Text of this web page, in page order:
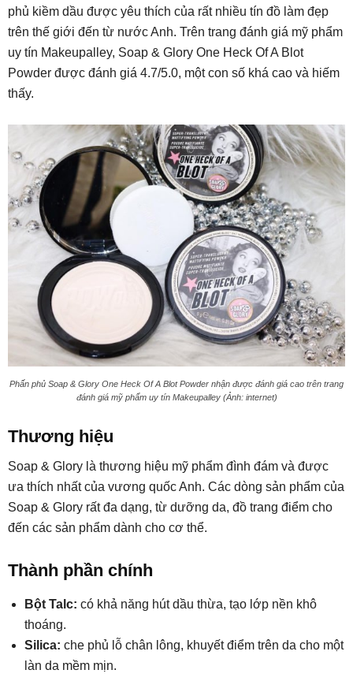
phủ kiềm dầu được yêu thích của rất nhiều tín đồ làm đẹp
trên thế giới đến từ nước Anh. Trên trang đánh giá mỹ phẩm
uy tín Makeupalley, Soap & Glory One Heck Of A Blot
Powder được đánh giá 4.7/5.0, một con số khá cao và hiếm
thấy.
Phấn phủ Soap & Glory One Heck Of A Blot Powder nhận được đánh giá cao trên trang
đánh giá mỹ phẩm uy tín Makeupalley (Ảnh: internet)
Thương hiệu
Soap & Glory là thương hiệu mỹ phẩm đình đám và được
ưa thích nhất của vương quốc Anh. Các dòng sản phẩm của
Soap & Glory rất đa dạng, từ dưỡng da, đồ trang điểm cho
đến các sản phẩm dành cho cơ thể.
Thành phần chính
Bột Talc: có khả năng hút dầu thừa, tạo lớp nền khô
thoáng.
Silica: che phủ lỗ chân lông, khuyết điểm trên da cho một
làn da mềm mịn.